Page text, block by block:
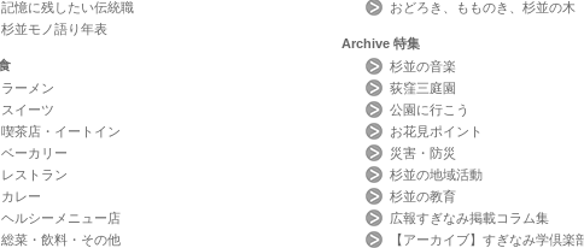
記憶に残したい伝統職
杉並モノ語り年表
ラーメン
スイーツ
喫茶店・イートイン
ベーカリー
レストラン
カレー
ヘルシーメニュー店
総菜・飲料・その他
おどろき、もものき、杉並の木
Archive 特集
杉並の音楽
荻窪三庭園
公園に行こう
お花見ポイント
災害・防災
杉並の地域活動
杉並の教育
広報すぎなみ掲載コラム集
【アーカイブ】すぎなみ学倶楽